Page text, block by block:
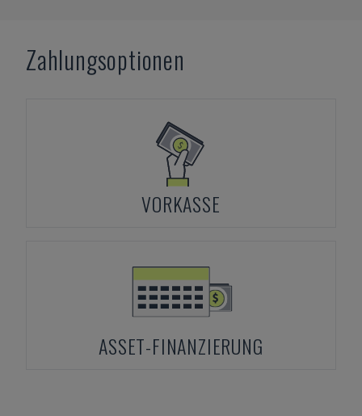
Zahlungsoptionen
VORKASSE
ASSET-FINANZIERUNG